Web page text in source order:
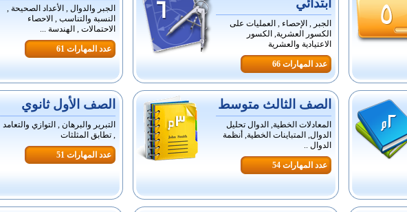
ابتدائي
الجبر , الإحصاء , العمليات على
الكسور العشرية, الكسور
الاعتيادية والعشرية
عدد المهارات 66
الجبر والدوال , الأعداد الصحيحة ,
النسبة والتناسب , الاحصاء
الاحتمالات , الهندسة ...
عدد المهارات 61
الصف الثالث متوسط
المعادلات الخطية, الدوال تحليل
الدوال, المتباينات الخطية, أنظمة
الدوال ..
عدد المهارات 54
الصف الأول ثانوي
التبرير والبرهان , التوازي والتعامد
, تطابق المثلثات
عدد المهارات 51